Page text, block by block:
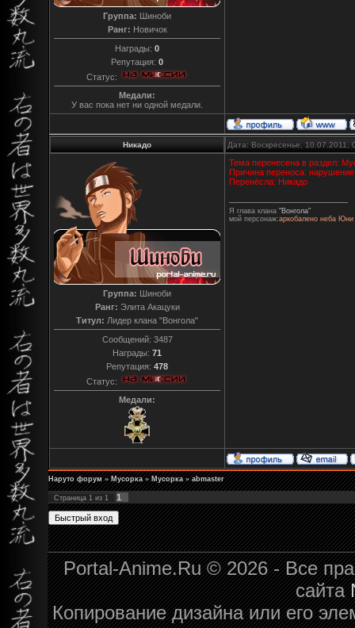
Группа: Шиноби
Ранг: Новичок
Награды: 0
Репутация: 0
Статус:
Медали:
У вас пока нет ни одной медали.
Никадо Дата: Воскресенье,
Группа: Шиноби
Ранг: Элита Акацуки
Титул: Лидер клана "Вонгола"
Сообщений: 3487
Награды: 71
Репутация: 478
Статус:
Медали:
Тема перенесена в раздел:
Причина переноса: нарушение
Перенёсла: Никадо
Я глава клана "Вонгола"
мой персонаж:аркобалено неба Юни
Наруто форум » Мусорка » Мусорка » abmaster
Страница 1 из 1 1
Portal-Anime.Ru © 2026 - Все
сайта
Копирование дизайна или его